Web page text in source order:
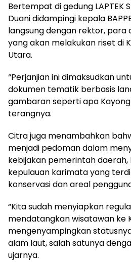
Bertempat di gedung LAPTEK
Duani didampingi kepala
langsung dengan rektor, para
yang akan melakukan riset di
Utara.
“Perjanjian ini dimaksudkan
dokumen tematik berbasis
gambaran seperti apa
terangnya.
Citra juga menambahkan
menjadi pedoman dalam
kebijakan pemerintah daerah,
kepulauan karimata yang
konservasi dan areal
“Kita sudah menyiapkan
mendatangkan wisatawan ke
mengenyampingkan
alam laut, salah satunya
ujarnya.